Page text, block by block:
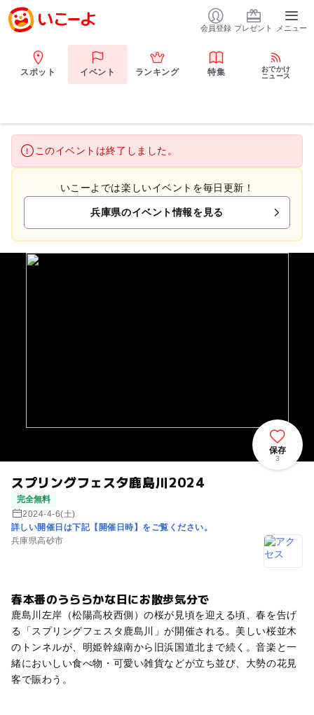
会員登録 プレゼント メニュー
スポット イベント ランキング 特集
おでかけ
ニュース
このイベントは終了しました。
いこーよでは楽しいイベントを毎日更新！
兵庫県のイベント情報を見る
スプリングフェスタ鹿島川2024
完全無料
2024-4-6(土)
詳しい開催日は下記【開催日時】をご覧ください。
兵庫県高砂市
保存
3
春本番のうららかな日にお散歩気分で
鹿島川左岸（松陽高校西側）の桜が見頃を迎える頃、春を告げ
る「スプリングフェスタ鹿島川」が開催される。美しい桜並木
のトンネルが、明姫幹線南から旧浜国道北まで続く。音楽と一
緒においしい食べ物・可愛い雑貨などが立ち並び、大勢の花見
客で賑わう。